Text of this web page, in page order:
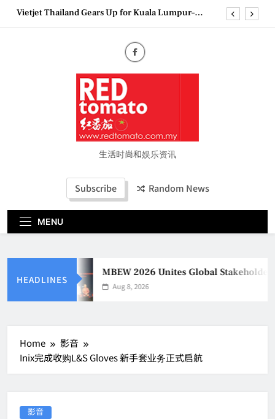
SkipVietjet Thailand Gears Up for Kuala Lumpur–
Bangkok Service Launch on9 October
Couture Fashion Week Malaysia 2026– Press
MBEW 2026 Unites Global Stakeholders to Shape
the Future of Business Events
Vietjet Thailand Gears Up for Kuala Lumpur–
Bangkok Service Launch on9 October
Epson reinvents affordable printing with next-
generation EcoTank Series生活时尚和娱乐资讯
Subscribe Random News
MENU
HEADLINES
MBEW 2026 Unites Global
Aug 8, 2026
Home
影音
Inix完成收购L&S Gloves 新手套业务正式启航
影音